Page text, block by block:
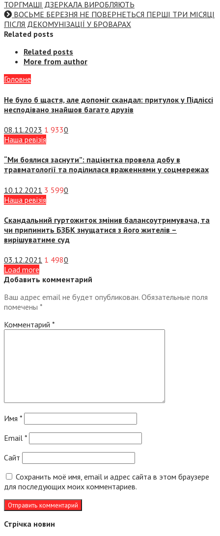
ТОРГМАШІ ДЗЕРКАЛА ВИРОБЛЯЮТЬ
ВОСЬМЕ БЕРЕЗНЯ НЕ ПОВЕРНЕТЬСЯ ПЕРШІ ТРИ МІСЯЦІ
ПІСЛЯ ДЕКОМУНІЗАЦІЇ У БРОВАРАХ
Related posts
Related posts
More from author
Головне
Не було б щастя, але допоміг скандал: притулок у Підліссі
несподівано знайшов багато друзів
08.11.2023 1 9330
Наша ревізія
“Ми боялися заснути”: пацієнтка провела добу в
травматології та поділилася враженнями у соцмережах
10.12.2021 3 5990
Наша ревізія
Скандальний гуртожиток змінив балансоутримувача, та
чи припинить БЗБК знущатися з його жителів –
вирішуватиме суд
03.12.2021 1 4980
Load more
Добавить комментарий
Ваш адрес email не будет опубликован. Обязательные поля
помечены *
Комментарий *
Имя *
Email *
Сайт
Сохранить моё имя, email и адрес сайта в этом браузере
для последующих моих комментариев.
Стрічка новин